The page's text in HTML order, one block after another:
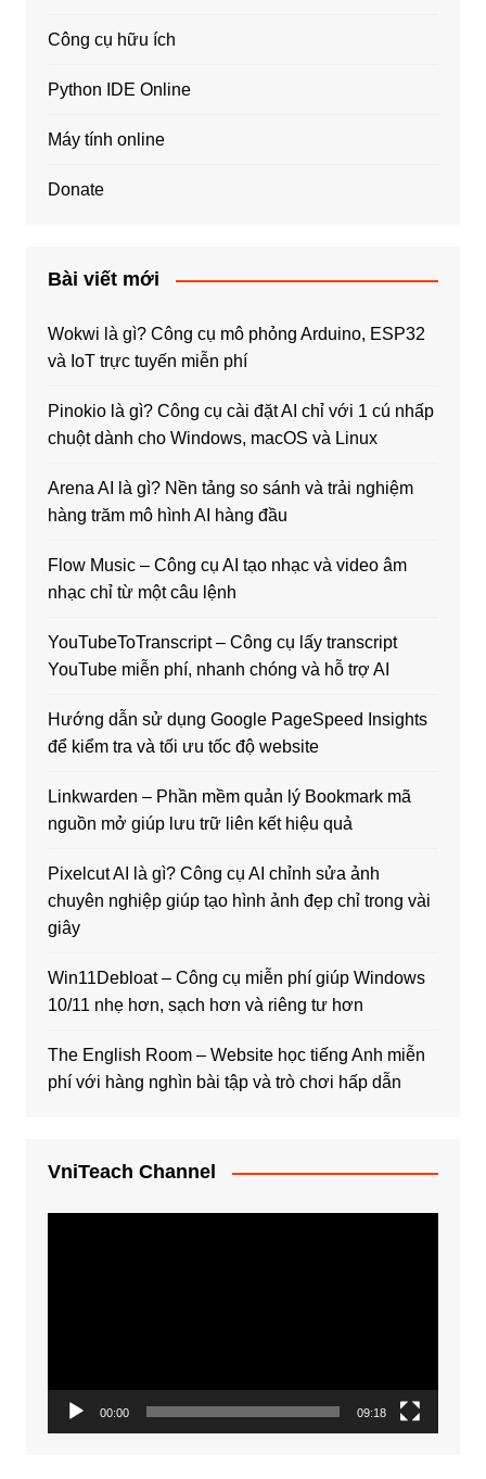
Công cụ hữu ích
Python IDE Online
Máy tính online
Donate
Bài viết mới
Wokwi là gì? Công cụ mô phỏng Arduino, ESP32
và IoT trực tuyến miễn phí
Pinokio là gì? Công cụ cài đặt AI chỉ với 1 cú nhấp
chuột dành cho Windows, macOS và Linux
Arena AI là gì? Nền tảng so sánh và trải nghiệm
hàng trăm mô hình AI hàng đầu
Flow Music – Công cụ AI tạo nhạc và video âm
nhạc chỉ từ một câu lệnh
YouTubeToTranscript – Công cụ lấy transcript
YouTube miễn phí, nhanh chóng và hỗ trợ AI
Hướng dẫn sử dụng Google PageSpeed Insights
để kiểm tra và tối ưu tốc độ website
Linkwarden – Phần mềm quản lý Bookmark mã
nguồn mở giúp lưu trữ liên kết hiệu quả
Pixelcut AI là gì? Công cụ AI chỉnh sửa ảnh
chuyên nghiệp giúp tạo hình ảnh đẹp chỉ trong vài
giây
Win11Debloat – Công cụ miễn phí giúp Windows
10/11 nhẹ hơn, sạch hơn và riêng tư hơn
The English Room – Website học tiếng Anh miễn
phí với hàng nghìn bài tập và trò chơi hấp dẫn
VniTeach Channel
00:00 09:18